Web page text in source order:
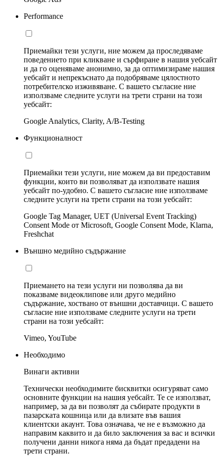
Performance
Приемайки тези услуги, ние можем да проследяваме
поведението при кликване и сърфиране в нашия уебсайт
и да го оценяваме анонимно, за да оптимизираме нашия
уебсайт и непрекъснато да подобряваме цялостното
потребителско изживяване. С вашето съгласие ние
използваме следните услуги на трети страни на този
уебсайт:
Google Analytics, Clarity, A/B-Testing
Функционалност
Приемайки тези услуги, ние можем да ви предоставим
функции, които ви позволяват да използвате нашия
уебсайт по-удобно. С вашето съгласие ние използваме
следните услуги на трети страни на този уебсайт:
Google Tag Manager, UET (Universal Event Tracking)
Consent Mode от Microsoft, Google Consent Mode, Klarna,
Freshchat
Външно медийно съдържание
Приемането на тези услуги ни позволява да ви
показваме видеоклипове или друго медийно
съдържание, хоствано от външни доставчици. С вашето
съгласие ние използваме следните услуги на трети
страни на този уебсайт:
Vimeo, YouTube
Необходимо
Винаги активни
Технически необходимите бисквитки осигуряват само
основните функции на нашия уебсайт. Те се използват,
например, за да ви позволят да събирате продукти в
пазарската кошница или да влизате във вашия
клиентски акаунт. Това означава, че не е възможно да
направим каквито и да било заключения за вас и всички
получени данни никога няма да бъдат предадени на
трети страни.